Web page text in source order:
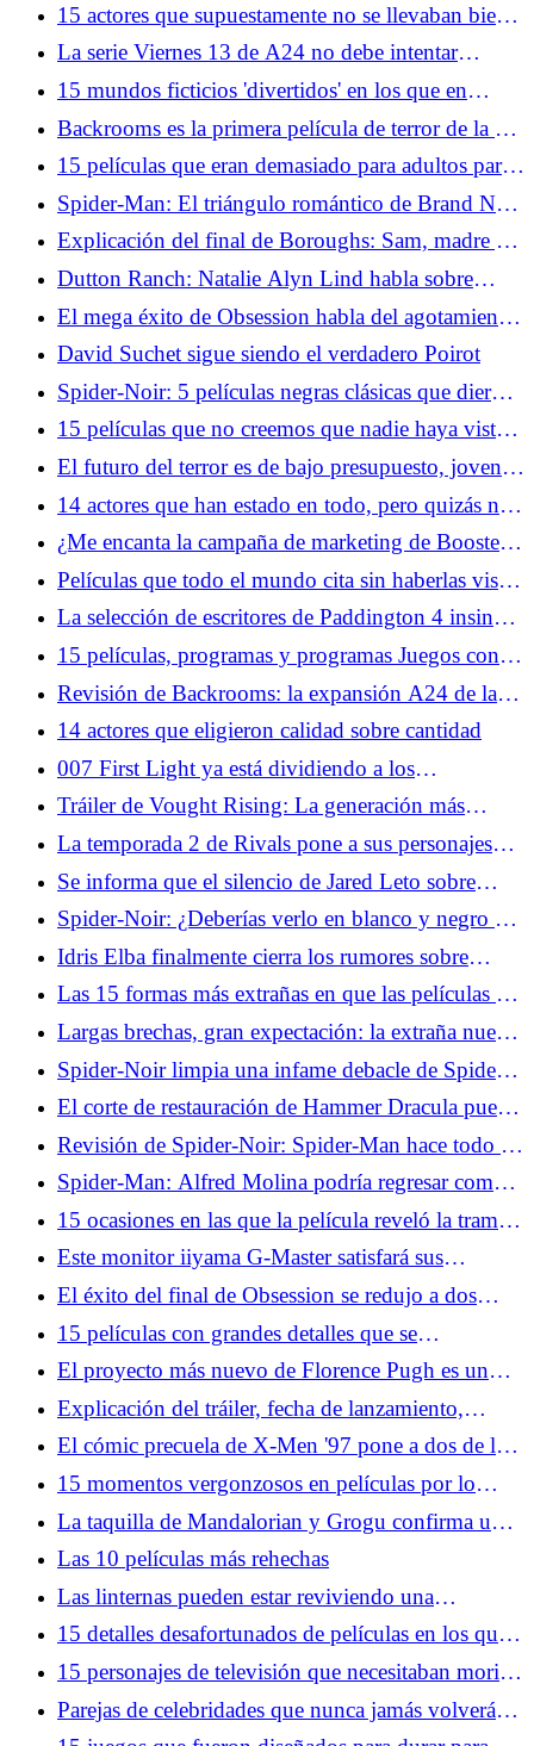
15 actores que supuestamente no se llevaban bien
en el set
La serie Viernes 13 de A24 no debe intentar
arreglar la línea de tiempo
15 mundos ficticios 'divertidos' en los que en
realidad no quieres vivir
Backrooms es la primera película de terror de la era
de la IA
15 películas que eran demasiado para adultos para
promocionarse entre niños
Spider-Man: El triángulo romántico de Brand New
Day puede arreglar una historia cómica odiada
Explicación del final de Boroughs: Sam, madre y
ese momento final
Dutton Ranch: Natalie Alyn Lind habla sobre
cómo convertirse en vaquero... y cómo ser el
payaso
El mega éxito de Obsession habla del agotamiento
de la cultura en línea de la 'epidemia masculina
solitaria'
David Suchet sigue siendo el verdadero Poirot
Spider-Noir: 5 películas negras clásicas que dieron
forma a la aventura de Spider-Man
15 películas que no creemos que nadie haya visto
en su totalidad
El futuro del terror es de bajo presupuesto, joven y
muy online
14 actores que han estado en todo, pero quizás no
los reconozcas
¿Me encanta la campaña de marketing de Boosters?
Boots Riley te tuitea
Películas que todo el mundo cita sin haberlas visto
realmente
La selección de escritores de Paddington 4 insinúa
una sátira política del oso más famoso de Inglaterra
15 películas, programas y programas Juegos con
excesivo estudio de historia adicional requerido
Revisión de Backrooms: la expansión A24 de la
serie de YouTube da vueltas en círculos
14 actores que eligieron calidad sobre cantidad
007 First Light ya está dividiendo a los
jugadores... y eso está bien
Tráiler de Vought Rising: La generación más
grande recibe el tratamiento de los chicos
La temporada 2 de Rivals pone a sus personajes
femeninos al frente y al centro
Se informa que el silencio de Jared Leto sobre
Masters of the Universe no es una coincidencia
Spider-Noir: ¿Deberías verlo en blanco y negro o
en color?
Idris Elba finalmente cierra los rumores sobre
James Bond
Las 15 formas más extrañas en que las películas de
la década de 2000 intentaron parecer "geniales"
Largas brechas, gran expectación: la extraña nueva
matemática de la estrategia de lanzamiento
televisivo
Spider-Noir limpia una infame debacle de Spider-
Man
El corte de restauración de Hammer Dracula puede
establecer a Christopher Lee como el vampiro más
aterrador
Revisión de Spider-Noir: Spider-Man hace todo lo
que Bogie puede
Spider-Man: Alfred Molina podría regresar como
Doctor Octopus, pero realmente no debería
15 ocasiones en las que la película reveló la trama
demasiado pronto
Este monitor iiyama G-Master satisfará sus
necesidades de juego
El éxito del final de Obsession se redujo a dos
tomas de último minuto
15 películas con grandes detalles que se
equivocaron hilarantemente
El proyecto más nuevo de Florence Pugh es un
fenómeno de BookTok que podría ser la próxima
gran novedad
Explicación del tráiler, fecha de lanzamiento,
historia y personajes de Vought Rising
El cómic precuela de X-Men '97 pone a dos de los
personajes más X-Treme en el centro de atención
15 momentos vergonzosos en películas por lo
demás buenas
La taquilla de Mandalorian y Grogu confirma una
nueva realidad para Star Wars (y no está mal)
Las 10 películas más rehechas
Las linternas pueden estar reviviendo una
controvertida historia de origen
15 detalles desafortunados de películas en los que
no habíamos pensado antes
15 personajes de televisión que necesitaban morir
mucho antes
Parejas de celebridades que nunca jamás volverán a
estar juntas